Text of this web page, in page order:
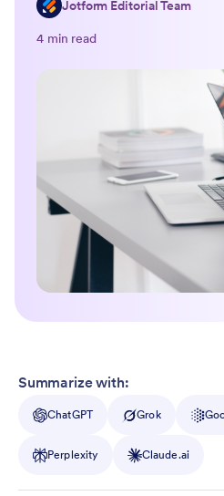
Jotform Editorial Team
4 min read
Summarize with:
ChatGPT Grok
Perplexity Claude.ai